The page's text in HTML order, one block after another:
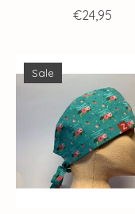
€24,95
Sale